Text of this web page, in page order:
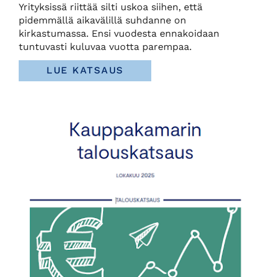
Yrityksissä riittää silti uskoa siihen, että
pidemmällä aikavälillä suhdanne on
kirkastumassa. Ensi vuodesta ennakoidaan
tuntuvasti kuluvaa vuotta parempaa.
LUE KATSAUS